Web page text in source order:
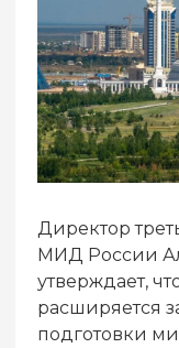
Директор
МИД России
утверждает,
расширяется
подготовки